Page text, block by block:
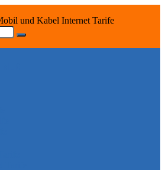
und Kabel Internet Tarife